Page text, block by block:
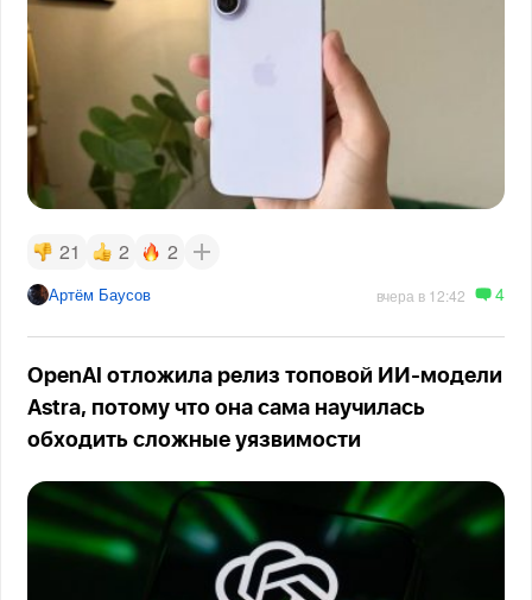
21 2 2
Артём Баусов вчера в 12:42 4
OpenAI отложила релиз топовой ИИ-модели
Astra, потому что она сама научилась
обходить сложные уязвимости